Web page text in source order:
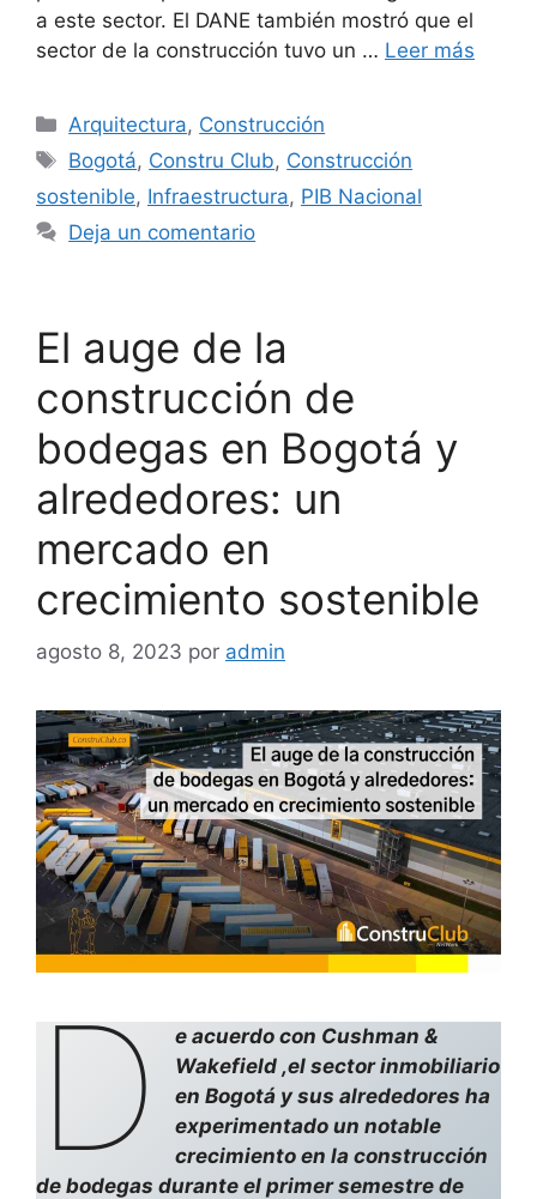
a este sector. El DANE también mostró que el
sector de la construcción tuvo un … Leer más
Categorías
Arquitectura, Construcción
Etiquetas
Bogotá, Constru Club, Construcción
sostenible, Infraestructura, PIB Nacional
Deja un comentario
El auge de la
construcción de
bodegas en Bogotá y
alrededores: un
mercado en
crecimiento sostenible
agosto 8, 2023 por admin
D
e acuerdo con Cushman &
Wakefield ,el sector inmobiliario
en Bogotá y sus alrededores ha
experimentado un notable
crecimiento en la construcción
de bodegas durante el primer semestre de